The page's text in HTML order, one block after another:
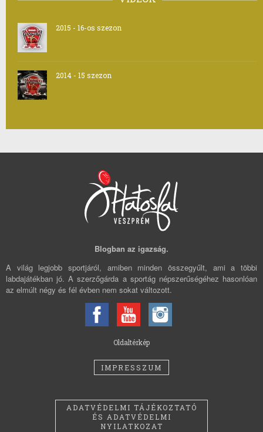
2015 - 16-os szezon
2014 - 15 szezon
Blogban az igazság.
A világ legjobb sportjáról, amiben minden összegyűlt, ami a többi
labdajátékban jó. A szerzőgárda a sportág népszerűségéhez hasonlóan
az elmúlt négy és fél évben nem sokat változott.
Oldaltérkép
IMPRESSZUM
ADATVÉDELMI TÁJÉKOZTATÓ
ÉS ADATVÉDELMI
NYILATKOZAT